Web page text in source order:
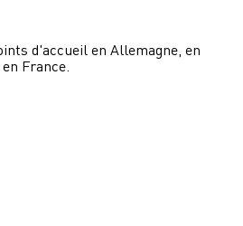
d'accueil en Allemagne, en
France.